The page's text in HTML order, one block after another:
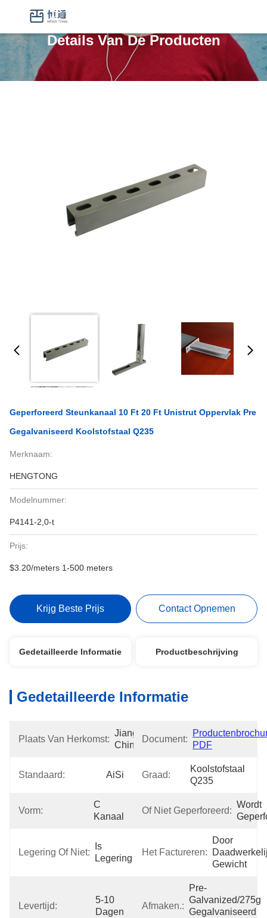
Details Van De Producten
Geperforeerd Steunkanaal 10 Ft 20 Ft Unistrut Oppervlak Pre
Gegalvaniseerd Koolstofstaal Q235
Merknaam:
HENGTONG
Modelnummer:
P4141-2,0-t
Prijs:
$3.20/meters 1-500 meters
Krijg Beste Prijs Contact Opnemen
Gedetailleerde Informatie Productbeschrijving
Gedetailleerde Informatie
Plaats Van Herkomst:
Jiangsu,
China
Document:
PDF
Standaard: AiSi Graad:
Koolstofstaal
Q235
Vorm:
C
Kanaal
Of Niet Geperforeerd:
Wordt
Legering Of Niet:
Is
Legering
Het Factureren:
Door
Gewicht
Levertijd:
5-10
Dagen
Afmaken.:
Pre-
Galvanized/275g
Gegalvaniseerd